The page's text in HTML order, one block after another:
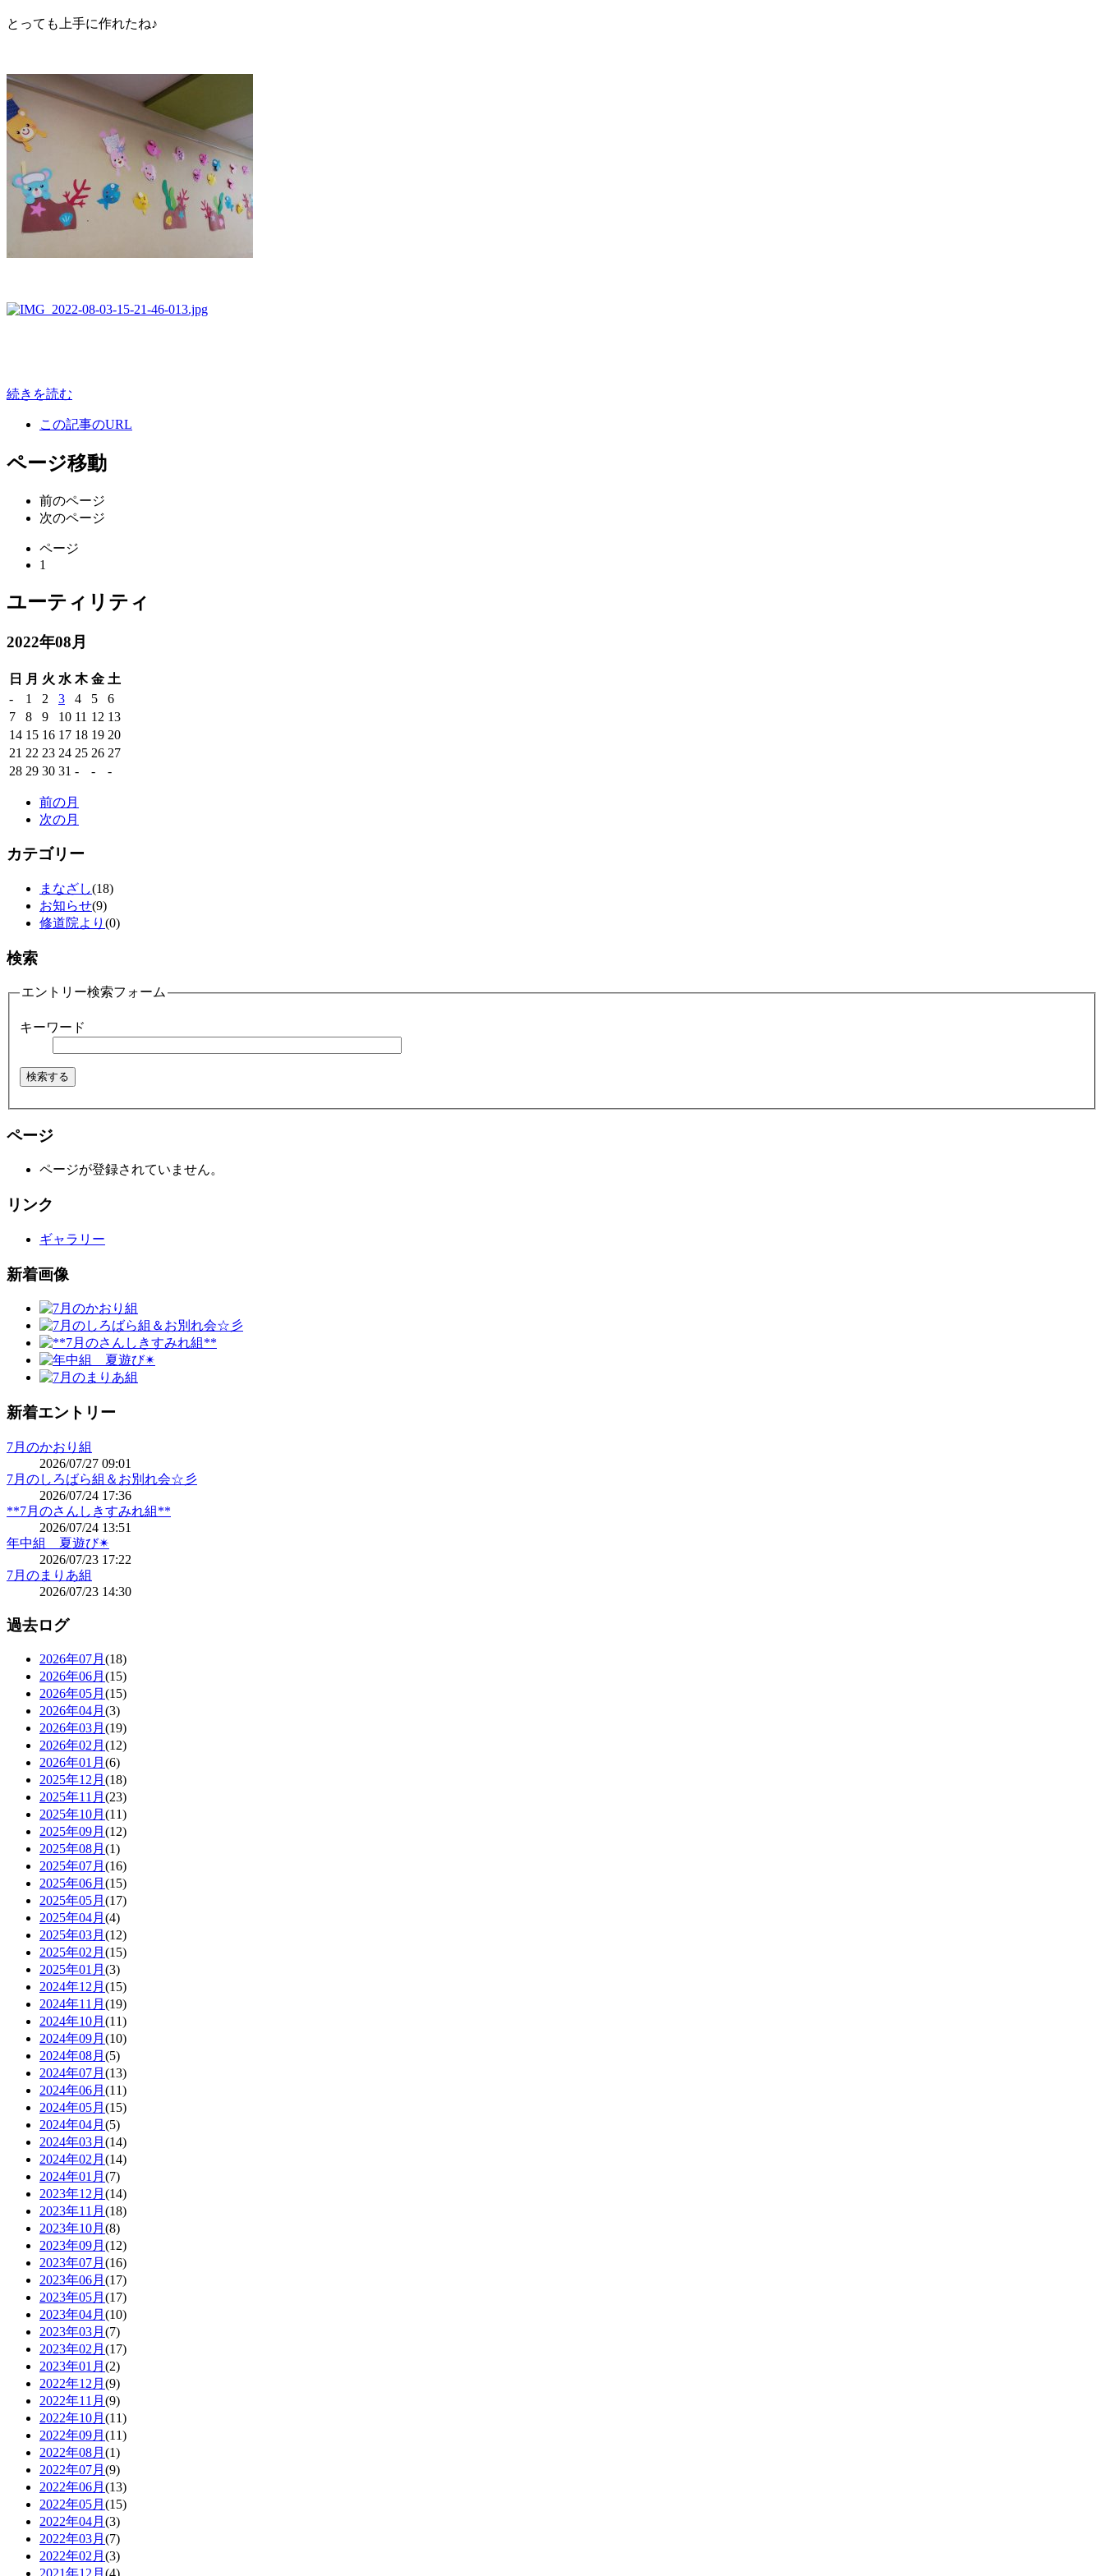
とっても上手に作れたね♪
続きを読む
この記事のURL
ページ移動
前のページ
次のページ
ページ
1
ユーティリティ
2022年08月
日 月 火 水 木 金 土
-
1 2 3 4 5
6
7
8 9 10 11 12 13
14 15 16 17 18 19 20
21 22 23 24 25 26 27
28 29 30 31 - - -
前の月
次の月
カテゴリー
まなざし(18)
お知らせ(9)
修道院より (0)
検索
エントリー検索フォーム
キーワード
ページ
ページが登録されていません。
リンク
ギャラリー
新着画像
新着エントリー
7月のかおり組
2026/07/27 09:01
7月のしろばら組＆お別れ会☆彡
2026/07/24 17:36
**7月のさんしきすみれ組**
2026/07/24 13:51
年中組 夏遊び✴
2026/07/23 17:22
7月のまりあ組
2026/07/23 14:30
過去ログ
2026年07月 (18)
2026年06月 (15)
2026年05月 (15)
2026年04月 (3)
2026年03月 (19)
2026年02月 (12)
2026年01月 (6)
2025年12月 (18)
2025年11月 (23)
2025年10月 (11)
2025年09月 (12)
2025年08月 (1)
2025年07月 (16)
2025年06月 (15)
2025年05月 (17)
2025年04月 (4)
2025年03月 (12)
2025年02月 (15)
2025年01月 (3)
2024年12月 (15)
2024年11月 (19)
2024年10月 (11)
2024年09月 (10)
2024年08月 (5)
2024年07月 (13)
2024年06月 (11)
2024年05月 (15)
2024年04月 (5)
2024年03月 (14)
2024年02月 (14)
2024年01月 (7)
2023年12月 (14)
2023年11月 (18)
2023年10月 (8)
2023年09月 (12)
2023年07月 (16)
2023年06月 (17)
2023年05月 (17)
2023年04月 (10)
2023年03月 (7)
2023年02月 (17)
2023年01月 (2)
2022年12月 (9)
2022年11月 (9)
2022年10月 (11)
2022年09月 (11)
2022年08月 (1)
2022年07月 (9)
2022年06月 (13)
2022年05月 (15)
2022年04月 (3)
2022年03月 (7)
2022年02月 (3)